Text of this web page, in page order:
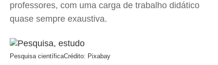
professores, com uma carga de trabalho didático
quase sempre exaustiva.
Pesquisa científicaCrédito: Pixabay